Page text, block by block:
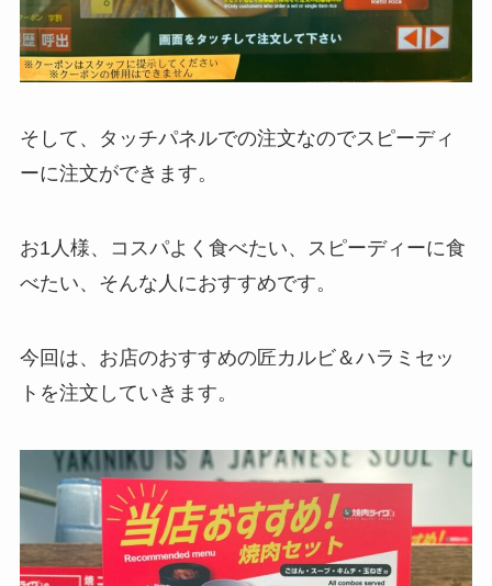
そして、タッチパネルでの注文なのでスピーディ
ーに注文ができます。
お1人様、コスパよく食べたい、スピーディーに食
べたい、そんな人におすすめです。
今回は、お店のおすすめの匠カルビ＆ハラミセッ
トを注文していきます。